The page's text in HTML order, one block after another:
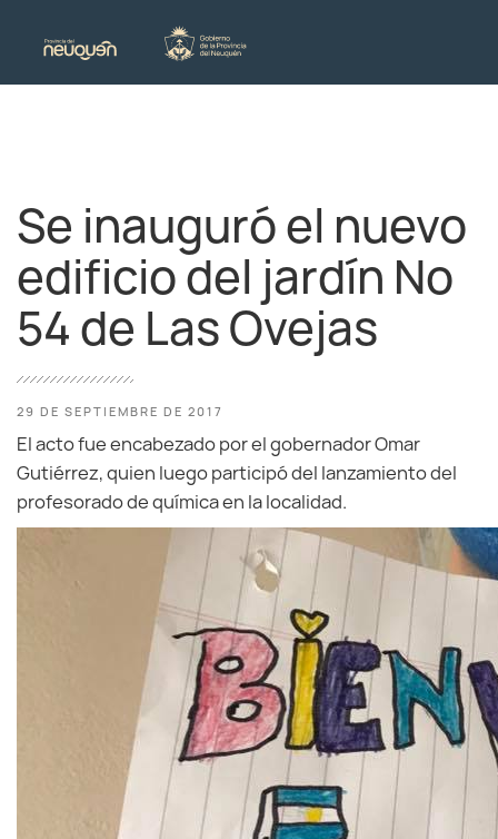
Se inauguró el nuevo
edificio del jardín Nº
54 de Las Ovejas
29 DE SEPTIEMBRE DE 2017
El acto fue encabezado por el gobernador Omar
Gutiérrez, quien luego participó del lanzamiento del
profesorado de química en la localidad.